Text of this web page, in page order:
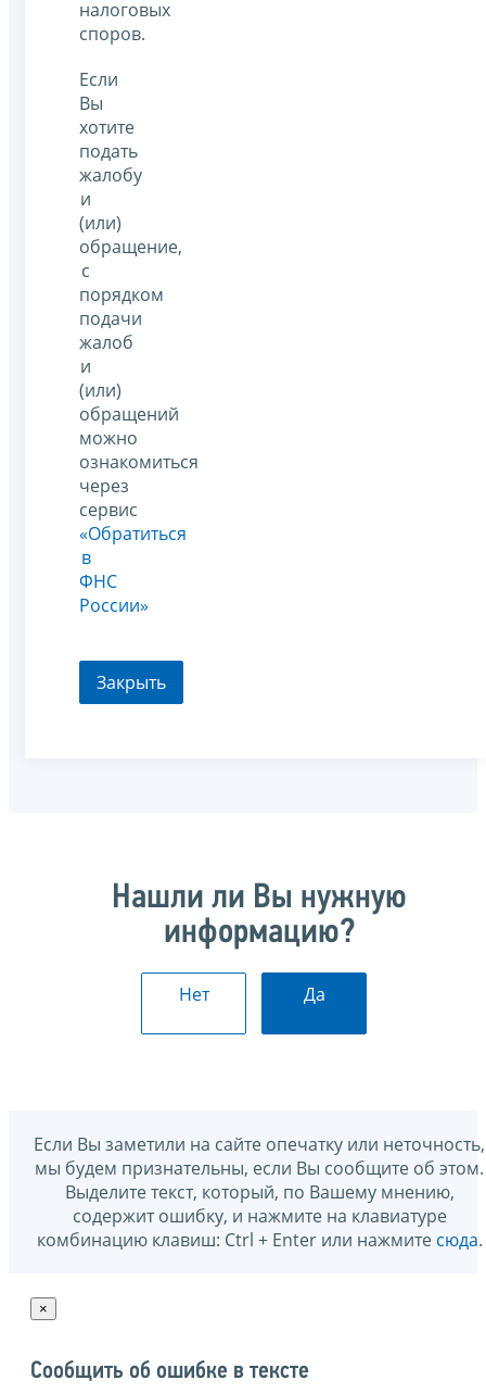
налоговых
споров.
Если
Вы
хотите
подать
жалобу
и
(или)
обращение,
с
порядком
подачи
жалоб
и
(или)
обращений
можно
ознакомиться
через
сервис
«Обратиться
в
ФНС
России»
Закрыть
Нашли ли Вы нужную
информацию?
Нет Да
Если Вы заметили на сайте опечатку или неточность,
мы будем признательны, если Вы сообщите об этом.
Выделите текст, который, по Вашему мнению,
содержит ошибку, и нажмите на клавиатуре
комбинацию клавиш: Ctrl + Enter или нажмите сюда.
×
Сообщить об ошибке в тексте